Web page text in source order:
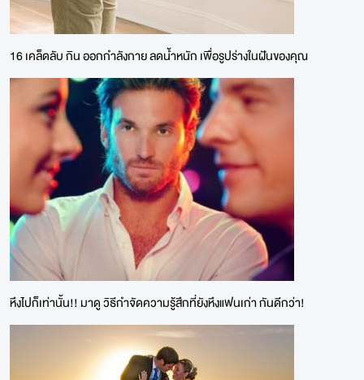
16 เคล็ดลับ กิน ออกกำลังกาย ลดน้ำหนัก เพื่อรูปร่างในฝันของคุณ
หึงไปก็เท่านั้น!! มาดู วิธีกำจัดความรู้สึกที่ยังหึงแฟนเก่า กันดีกว่า!